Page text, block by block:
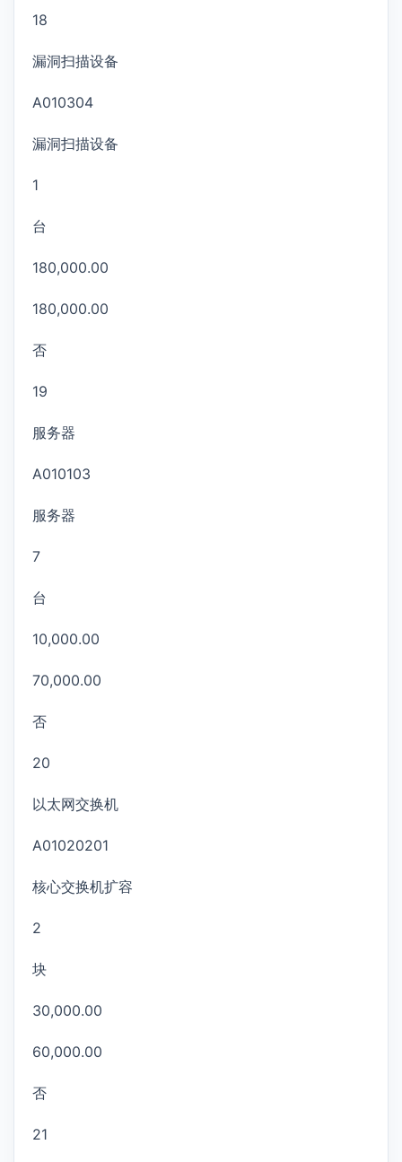
18
漏洞扫描设备
A010304
漏洞扫描设备
1
台
180,000.00
180,000.00
否
19
服务器
A010103
服务器
7
台
10,000.00
70,000.00
否
20
以太网交换机
A01020201
核心交换机扩容
2
块
30,000.00
60,000.00
否
21